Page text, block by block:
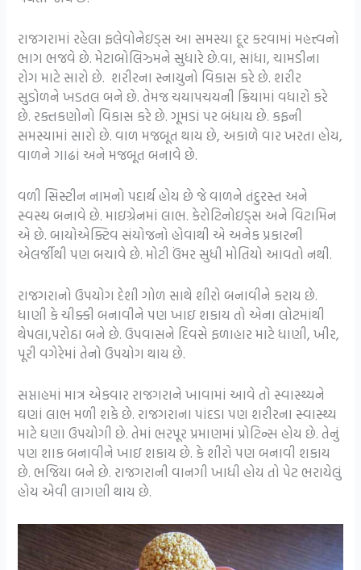
રાજગરામાં રહેલા ફલેવોનેઇડ્સ આ સમસ્યા દૂર કરવામાં મહત્ત્વનો
ભાગ ભજવે છે. મેટાબોલિઝ્મને સુધારે છે.વા, સાંધા, ચામડીના
રોગ માટે સારો છે. શરીરના સ્નાયુનો વિકાસ કરે છે. શરીર
સુડોળને ખડતલ બને છે. તેમજ ચયાપચયની ક્રિયામાં વધારો કરે
છે. રક્તકણોનો વિકાસ કરે છે. ગૂમડાં પર બંધાય છે. કફની
સમસ્યામાં સારો છે. વાળ મજબૂત થાય છે, અકાળે વાર ખરતા હોય,
વાળને ગાઢાં અને મજબૂત બનાવે છે.
વળી સિસ્ટીન નામનો પદાર્થ હોય છે જે વાળને તંદુરસ્ત અને
સ્વસ્થ બનાવે છે. માઇગ્રેનમાં લાભ. કેરોટિનોઇડ્સ અને વિટામિન
એ છે. બાયોએક્ટિવ સંયોજનો હોવાથી એ અનેક પ્રકારની
એલર્જીથી પણ બચાવે છે. મોટી ઉંમર સુધી મોતિયો આવતો નથી.
રાજગરાનો ઉપયોગ દેશી ગોળ સાથે શીરો બનાવીને કરાય છે.
ધાણી કે ચીક્કી બનાવીને પણ ખાઇ શકાય તો એના લોટમાંથી
થેપલા,પરોઠા બને છે. ઉપવાસને દિવસે ફળાહાર માટે ધાણી, ખીર,
પૂરી વગેરેમાં તેનો ઉપયોગ થાય છે.
સપ્તાહમાં માત્ર એકવાર રાજગરાને ખાવામાં આવે તો સ્વાસ્થ્યને
ઘણાં લાભ મળી શકે છે. રાજગરાના પાંદડા પણ શરીરના સ્વાસ્થ્ય
માટે ઘણા ઉપયોગી છે. તેમાં ભરપૂર પ્રમાણમાં પ્રોટિન્સ હોય છે. તેનું
પણ શાક બનાવીને ખાઇ શકાય છે. કે શીરો પણ બનાવી શકાય
છે. ભજિયા બને છે. રાજગરાની વાનગી ખાધી હોય તો પેટ ભરાયેલું
હોય એવી લાગણી થાય છે.